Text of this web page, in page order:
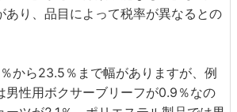
あり、品目によって税率が異なるとの
から23.5％まで幅がありますが、例
男性用ボクサーブリーフが0.9％なの